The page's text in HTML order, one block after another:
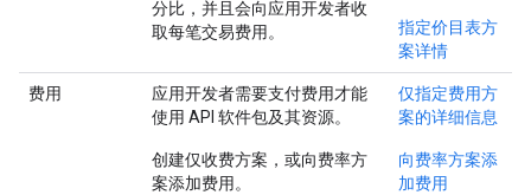
分比，并且会向应用开发者收
取每笔交易费用。
指定价目表方
案详情
费用
应用开发者需要支付费用才能
使用 API 软件包及其资源。
创建仅收费方案 ，或向费率方
案添加费用。
仅指定费用方
案的详细信息
向费率方案添
加费用